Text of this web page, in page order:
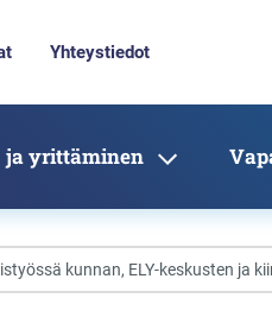
Yhteystiedot
ja yrittäminen
kunnan, ELY-keskusten ja